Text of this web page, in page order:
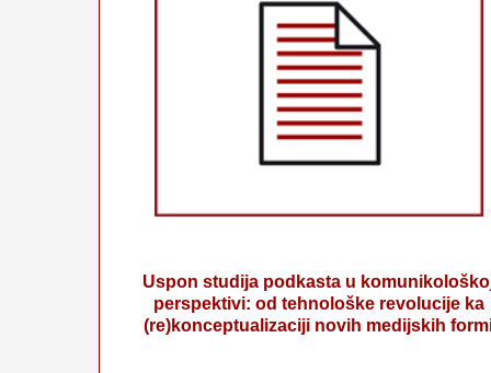
Uspon studija podkasta u
perspektivi: od tehnološke revolucije ka
(re)konceptualizaciji novih medijskih